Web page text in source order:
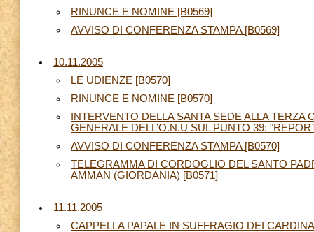
RINUNCE E NOMINE [B0569]
AVVISO DI CONFERENZA STAMPA [B0569]
10.11.2005
LE UDIENZE [B0570]
RINUNCE E NOMINE [B0570]
INTERVENTO DELLA SANTA SEDE ALLA
GENERALE DELL’O.N.U SUL PUNTO 39:
AVVISO DI CONFERENZA STAMPA [B0570]
TELEGRAMMA DI CORDOGLIO DEL SANTO
AMMAN (GIORDANIA) [B0571]
11.11.2005
CAPPELLA PAPALE IN SUFFRAGIO DEI